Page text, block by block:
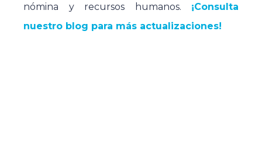
nómina y recursos humanos. ¡Consulta
nuestro blog para más actualizaciones!